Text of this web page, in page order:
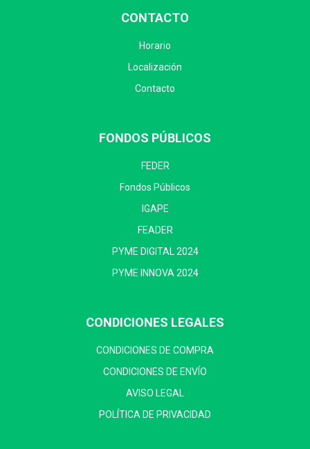
CONTACTO
Horario
Localización
Contacto
FONDOS PÚBLICOS
FEDER
Fondos Públicos
IGAPE
FEADER
PYME DIGITAL 2024
PYME INNOVA 2024
CONDICIONES LEGALES
CONDICIONES DE COMPRA
CONDICIONES DE ENVÍO
AVISO LEGAL
POLÍTICA DE PRIVACIDAD